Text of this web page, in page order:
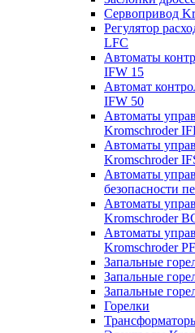
Cервопривод
Регулятор
LFC
Автоматы
IFW 15
Автомат
IFW 50
Автоматы
Kromschroder
Автоматы
Kromschroder
Автоматы
безопасности
Автоматы
Kromschroder
Автоматы
Kromschroder
Запальные
Запальные
Запальные
Горелки